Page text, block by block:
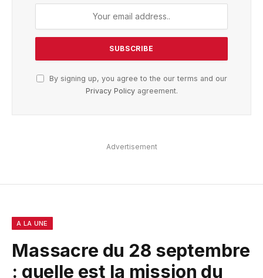
By signing up, you agree to the our terms and our
Privacy Policyagreement.
Advertisement
A LA UNE
Massacre du 28 septembre
: quelle est la mission du